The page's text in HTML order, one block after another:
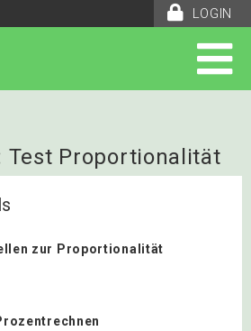
LOGIN
Proportionalität
zur Proportionalität